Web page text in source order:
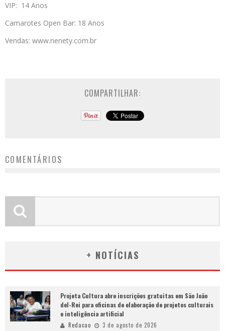
VIP: 14 Anos
Camarotes Open Bar: 18 Anos
Vendas: www.nenety.com.br
COMPARTILHAR:
COMENTÁRIOS
+ NOTÍCIAS
Projeta Cultura abre inscrições gratuitas em São João
del-Rei para oficinas de elaboração de projetos culturais
e inteligência artificial
Redacao 3 de agosto de 2026